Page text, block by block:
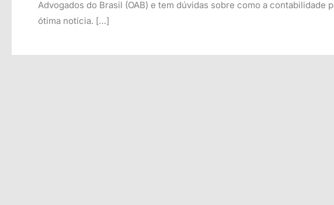
Advogados do Brasil (OAB) e tem dúvidas sobre como a contabilidade
ótima notícia. […]